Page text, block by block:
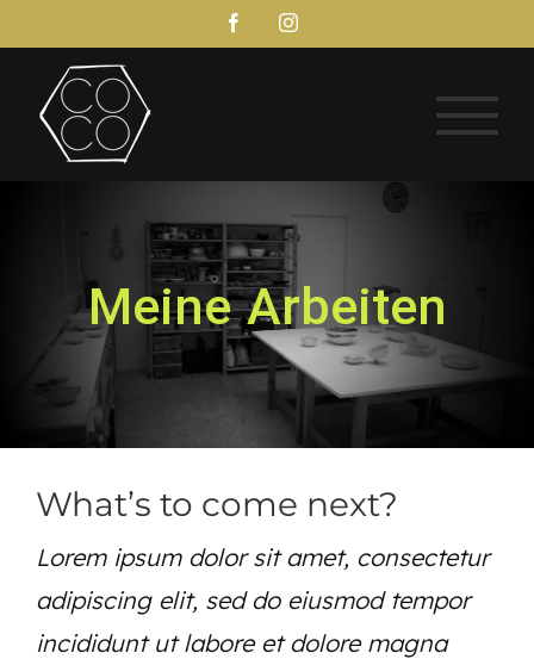
Inhalt
springen
FacebookInstagram
Meine Arbeiten
What’s to come next?
Lorem ipsum dolor sit amet, consectetur
adipiscing elit, sed do eiusmod tempor
incididunt ut labore et dolore magna